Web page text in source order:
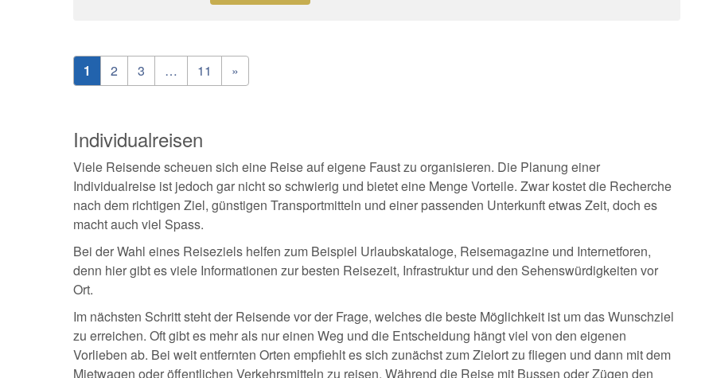
1 2 3 … 11 »
Individualreisen
Viele Reisende scheuen sich eine Reise auf eigene Faust zu organisieren. Die Planung einer
Individualreise ist jedoch gar nicht so schwierig und bietet eine Menge Vorteile. Zwar kostet die Recherche
nach dem richtigen Ziel, günstigen Transportmitteln und einer passenden Unterkunft etwas Zeit, doch es
macht auch viel Spass.
Bei der Wahl eines Reiseziels helfen zum Beispiel Urlaubskataloge, Reisemagazine und Internetforen,
denn hier gibt es viele Informationen zur besten Reisezeit, Infrastruktur und den Sehenswürdigkeiten vor
Ort.
Im nächsten Schritt steht der Reisende vor der Frage, welches die beste Möglichkeit ist um das Wunschziel
zu erreichen. Oft gibt es mehr als nur einen Weg und die Entscheidung hängt viel von den eigenen
Vorlieben ab. Bei weit entfernten Orten empfiehlt es sich zunächst zum Zielort zu fliegen und dann mit dem
Mietwagen oder öffentlichen Verkehrsmitteln zu reisen. Während die Reise mit Bussen oder Zügen den